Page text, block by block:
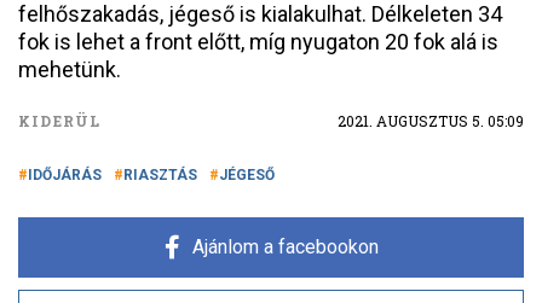
felhőszakadás, jégeső is kialakulhat. Délkeleten 34
fok is lehet a front előtt, míg nyugaton 20 fok alá is
mehetünk.
KIDERÜL 2021. AUGUSZTUS 5. 05:09
IDŐJÁRÁS RIASZTÁS JÉGESŐ
Ajánlom a facebookon